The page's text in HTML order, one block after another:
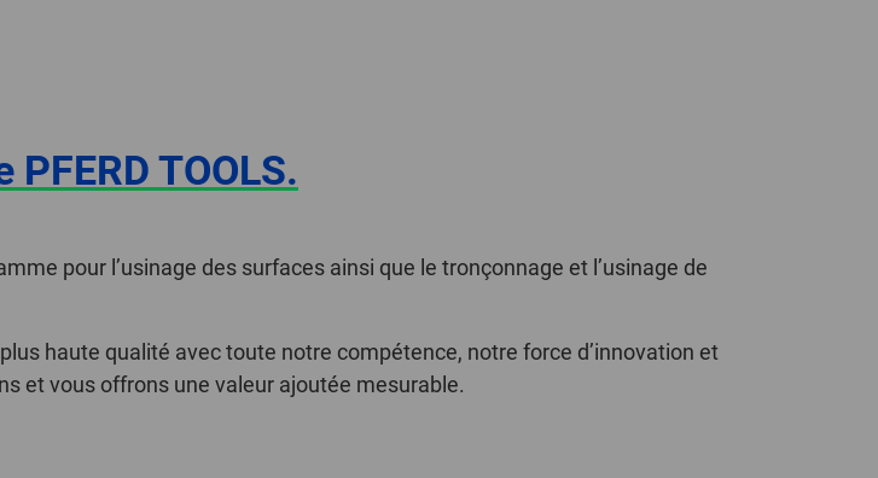
TURKEY
KINGDOM
PFERD TOOLS.
pour l’usinage des surfaces ainsi que le tronçonnage et l’usinage de
haute qualité avec toute notre compétence, notre force d’innovation et
et vous offrons une valeur ajoutée mesurable.